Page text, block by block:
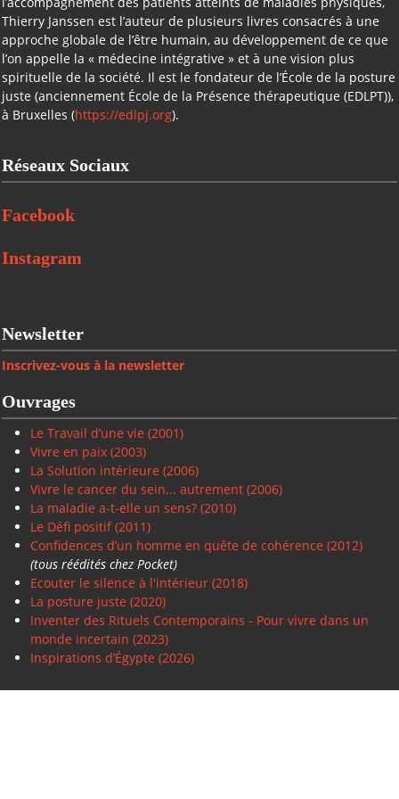
Thierry Janssen est l’auteur de plusieurs livres consacrés à une
approche globale de l’être humain, au développement de ce que
l’on appelle la « médecine intégrative » et à une vision plus
spirituelle de la société. Il est le fondateur de l’École de la posture
juste (anciennement École de la Présence thérapeutique (EDLPT)),
à Bruxelles (https://edlpj.org).
Réseaux Sociaux
Facebook
Instagram
Newsletter
Inscrivez-vous à la newsletter
Ouvrages
Le Travail d’une vie (2001)
Vivre en paix (2003)
La Solution intérieure (2006)
Vivre le cancer du sein... autrement (2006)
La maladie a-t-elle un sens? (2010)
Le Défi positif(2011)
Confidences d’un homme en quête de cohérence (2012)
(tous réédités chez Pocket)
Ecouter le silence à l'intérieur (2018)
La posture juste (2020)
Inventer des Rituels Contemporains - Pour vivre dans un
monde incertain (2023)
Inspirations d’Égypte (2026)